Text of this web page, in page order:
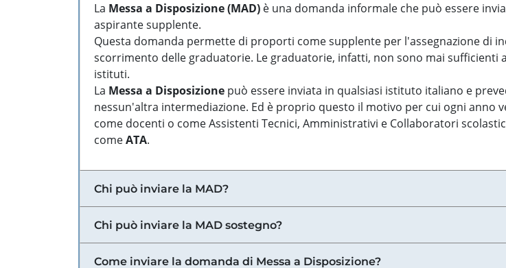
La Messa a Disposizione (MAD) è una domanda informale che può essere
aspirante supplente.
Questa domanda permette di proporti come supplente per l'assegnazione di
scorrimento delle graduatorie. Le graduatorie, infatti, non sono mai sufficienti
istituti.
La Messa a Disposizione può essere inviata in qualsiasi istituto italiano e
nessun'altra intermediazione. Ed è proprio questo il motivo per cui ogni anno
come docenti o come Assistenti Tecnici, Amministrativi e Collaboratori
comeATA.
Chi può inviare la MAD?
Chi può inviare la MAD sostegno?
Come inviare la domanda di Messa a Disposizione?